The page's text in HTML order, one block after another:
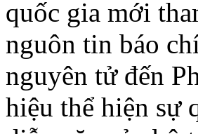
quốc gia mới
nguôn tin báo
nguyên tử đến
hiệu thể hiện sự